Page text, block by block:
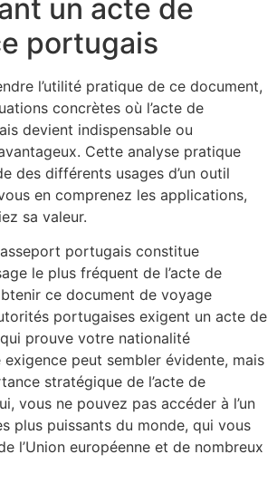
un acte de
portugais
l’utilité pratique de ce document,
concrètes où l’acte de
devient indispensable ou
Cette analyse pratique
des différents usages d’un outil
en comprenez les applications,
sa valeur.
portugais constitue
le plus fréquent de l’acte de
ce document de voyage
portugaises exigent un acte de
prouve votre nationalité
peut sembler évidente, mais
stratégique de l’acte de
vous ne pouvez pas accéder à l’un
plus puissants du monde, qui vous
l’Union européenne et de nombreux